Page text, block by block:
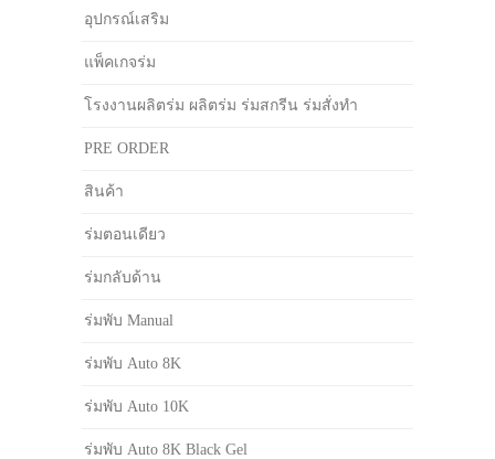
อุปกรณ์เสริม
แพ็คเกจร่ม
โรงงานผลิตร่ม ผลิตร่ม ร่มสกรีน ร่มสั่งทำ
PRE ORDER
สินค้า
ร่มตอนเดียว
ร่มกลับด้าน
ร่มพับ Manual
ร่มพับ Auto 8K
ร่มพับ Auto 10K
ร่มพับ Auto 8K Black Gel